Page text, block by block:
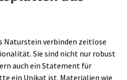
Naturstein verbinden zeitlose
Sie sind nicht nur robust
auch ein Statement für
ein Unikat ist. Materialien wie